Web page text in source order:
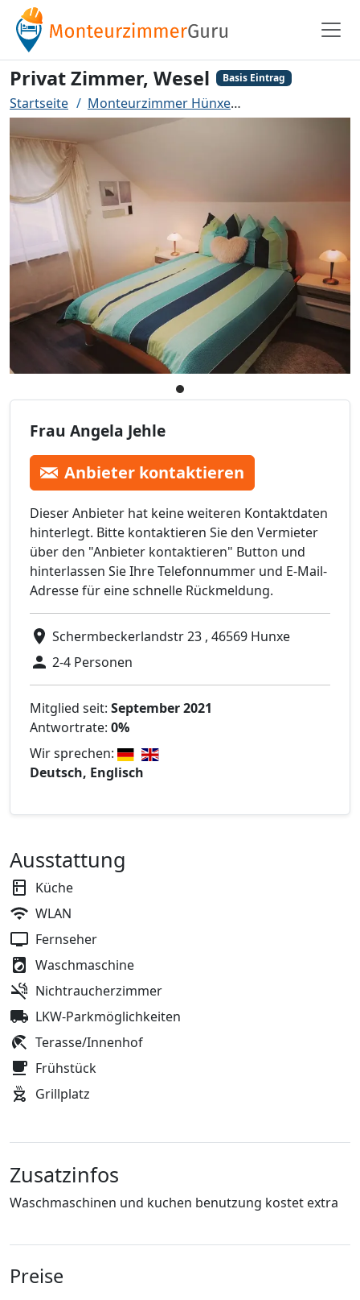
Privat Zimmer, Wesel Basis Eintrag
Startseite Monteurzimmer Hünxe
Frau Angela Jehle
Anbieter kontaktieren
Dieser Anbieter hat keine weiteren Kontaktdaten
hinterlegt. Bitte kontaktieren Sie den Vermieter
über den "Anbieter kontaktieren" Button und
hinterlassen Sie Ihre Telefonnummer und E-Mail-
Adresse für eine schnelle Rückmeldung.
Schermbeckerlandstr 23 , 46569 Hunxe
2-4 Personen
Mitglied seit: September 2021
Antwortrate: 0%
Wir sprechen:
Deutsch, Englisch
Ausstattung
Küche
WLAN
Fernseher
Waschmaschine
Nichtraucherzimmer
LKW-Parkmöglichkeiten
Terasse/Innenhof
Frühstück
Grillplatz
Zusatzinfos
Waschmaschinen und kuchen benutzung kostet extra
Preise